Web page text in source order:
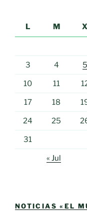
L
M X
3 4 5
10 11
17 18
24 25
31
« Jul
NOTICIAS «EL